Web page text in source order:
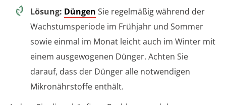
Lösung: Düngen Sie regelmäßig während der
Wachstumsperiode im Frühjahr und Sommer
sowie einmal im Monat leicht auch im Winter mit
einem ausgewogenen Dünger. Achten Sie
darauf, dass der Dünger alle notwendigen
Mikronährstoffe enthält.